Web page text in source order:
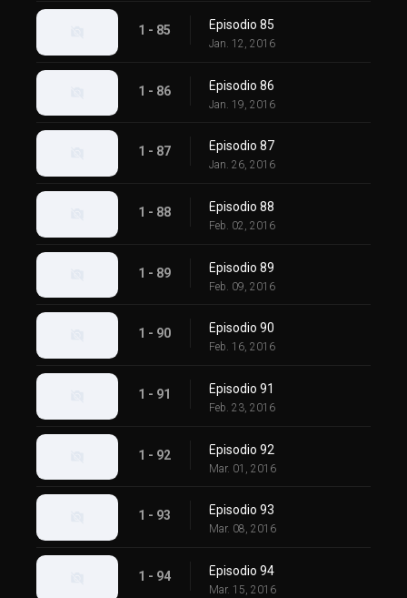
1 - 85 Episodio 85
Jan. 12, 2016
1 - 86 Episodio 86
Jan. 19, 2016
1 - 87 Episodio 87
Jan. 26, 2016
1 - 88 Episodio 88
Feb. 02, 2016
1 - 89 Episodio 89
Feb. 09, 2016
1 - 90 Episodio 90
Feb. 16, 2016
1 - 91 Episodio 91
Feb. 23, 2016
1 - 92 Episodio 92
Mar. 01, 2016
1 - 93 Episodio 93
Mar. 08, 2016
1 - 94 Episodio 94
Mar. 15, 2016